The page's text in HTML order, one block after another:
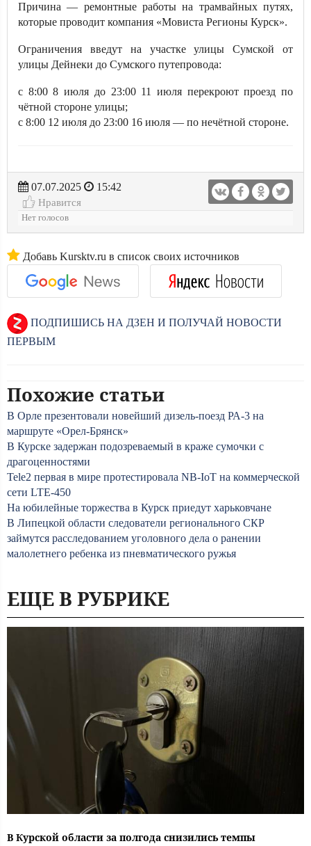
Причина — ремонтные работы на трамвайных путях,
которые проводит компания «Мовиста Регионы Курск».
Ограничения введут на участке улицы Сумской от
улицы Дейнеки до Сумского путепровода:
с 8:00 8 июля до 23:00 11 июля перекроют проезд по
чётной стороне улицы;
с 8:00 12 июля до 23:00 16 июля — по нечётной стороне.
07.07.2025
15:42
Нравится
Нет голосов
Добавь Kursktv.ru в список своих источников
ПОДПИШИСЬ НА ДЗЕН И ПОЛУЧАЙ НОВОСТИ
ПЕРВЫМ
Похожие статьи
В Орле презентовали новейший дизель-поезд РА-3 на
маршруте «Орел-Брянск»
В Курске задержан подозреваемый в краже сумочки с
драгоценностями
Tele2 первая в мире протестировала NB-IoT на коммерческой
сети LTE-450
На юбилейные торжества в Курск приедут харьковчане
В Липецкой области следователи регионального СКР
займутся расследованием уголовного дела о ранении
малолетнего ребенка из пневматического ружья
ЕЩЕ В РУБРИКЕ
В Курской области за полгода снизились темпы